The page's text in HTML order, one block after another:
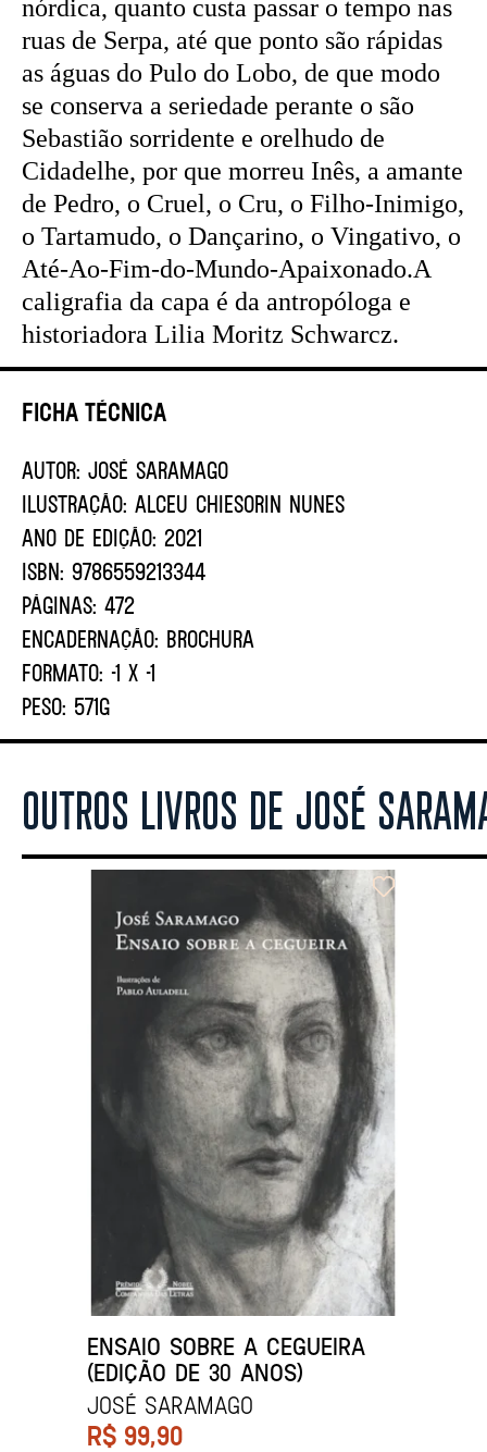
Ficha Técnica
AUTOR: JOSÉ SARAMAGO
ILUSTRAÇÃO: ALCEU CHIESORIN NUNES
ANO DE EDIÇÃO: 2021
ISBN: 9786559213344
PÁGINAS: 472
ENCADERNAÇÃO: BROCHURA
FORMATO: -1 X -1
PESO: 571G
nórdica, quanto custa passar o tempo nas
ruas de Serpa, até que ponto são rápidas
as águas do Pulo do Lobo, de que modo
se conserva a seriedade perante o são
Sebastião sorridente e orelhudo de
Cidadelhe, por que morreu Inês, a amante
de Pedro, o Cruel, o Cru, o Filho-Inimigo,
o Tartamudo, o Dançarino, o Vingativo, o
Até-Ao-Fim-do-Mundo-Apaixonado.A
caligrafia da capa é da antropóloga e
historiadora Lilia Moritz Schwarcz.
OUTROS LIVROS DE JOSÉ
ENSAIO SOBRE A CEGUEIRA
(EDIÇÃO DE 30 ANOS)
José Saramago
R$ 99,90